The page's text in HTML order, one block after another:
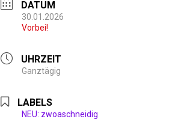
DATUM
30.01.2026
Vorbei!
UHRZEIT
Ganztägig
LABELS
NEU: zwoaschneidig